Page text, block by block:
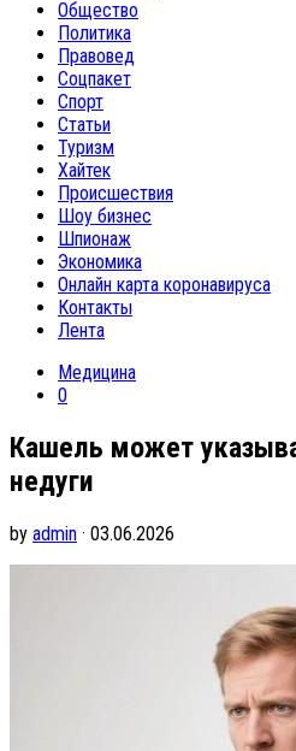
Общество
Политика
Правовед
Соцпакет
Спорт
Статьи
Туризм
Хайтек
Происшествия
Шоу бизнес
Шпионаж
Экономика
Онлайн карта коронавируса
Контакты
Лента
Медицина
0
Кашель может
недуги
by admin · 03.06.2026